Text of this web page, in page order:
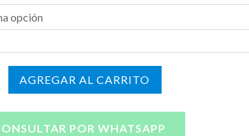
AÑADIR AL CARRITO
POR WHATSAPP